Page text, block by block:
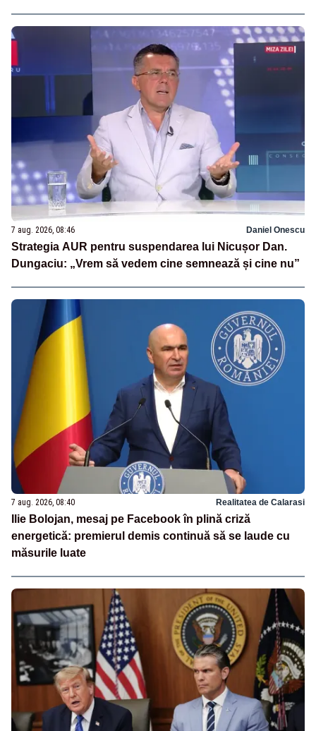
7 aug. 2026, 08:46 Daniel Onescu
Strategia AUR pentru suspendarea lui Nicușor Dan.
Dungaciu: „Vrem să vedem cine semnează și cine nu”
7 aug. 2026, 08:40 Realitatea de Calarasi
Ilie Bolojan, mesaj pe Facebook în plină criză
energetică: premierul demis continuă să se laude cu
măsurile luate